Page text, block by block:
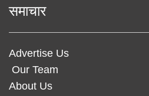
समाचार
Advertise Us
Our Team
About Us